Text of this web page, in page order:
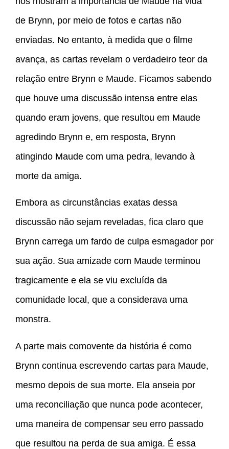
de Brynn, por meio de fotos e cartas não
enviadas. No entanto, à medida que o filme
avança, as cartas revelam o verdadeiro teor da
relação entre Brynn e Maude. Ficamos sabendo
que houve uma discussão intensa entre elas
quando eram jovens, que resultou em Maude
agredindo Brynn e, em resposta, Brynn
atingindo Maude com uma pedra, levando à
morte da amiga.
Embora as circunstâncias exatas dessa
discussão não sejam reveladas, fica claro que
Brynn carrega um fardo de culpa esmagador por
sua ação. Sua amizade com Maude terminou
tragicamente e ela se viu excluída da
comunidade local, que a considerava uma
monstra.
A parte mais comovente da história é como
Brynn continua escrevendo cartas para Maude,
mesmo depois de sua morte. Ela anseia por
uma reconciliação que nunca pode acontecer,
uma maneira de compensar seu erro passado
que resultou na perda de sua amiga. É essa